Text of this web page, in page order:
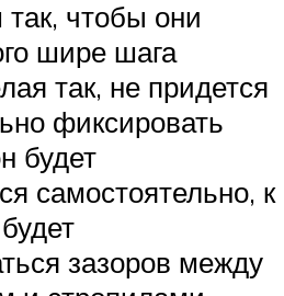
чтобы они
шире шага
так, не придется
фиксировать
будет
самостоятельно, к
зазоров между